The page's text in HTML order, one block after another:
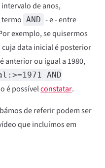
de anos,
AND - e - entre
exemplo, se quisermos
data inicial é posterior
anterior ou igual a 1980,
AND
é possívelconstatar.
de referir podem ser
que incluímos em